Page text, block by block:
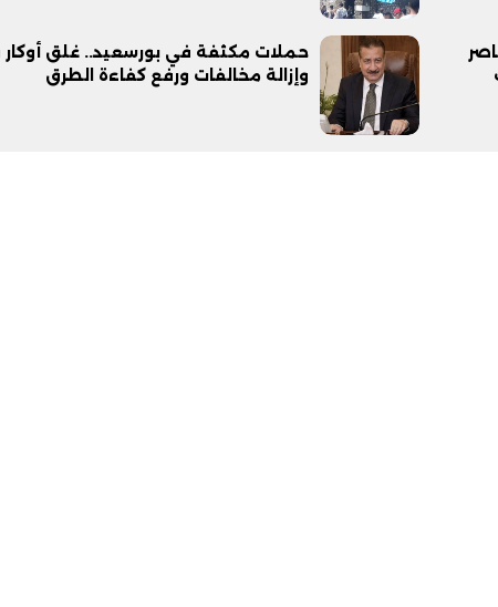
حملات مكثفة في بورسعيد.. غلق أوكار
وإزالة مخالفات ورفع كفاءة الطرق
ديني في القوصية..
تحفة معمارية بتكلفة تجاوزت 20
ابني بطل وفخورة بيه.. أول ظهور